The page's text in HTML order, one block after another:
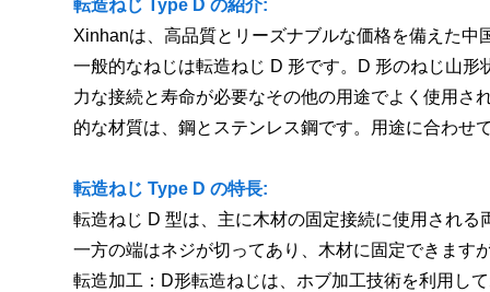
転造ねじ Type D の紹介:
Xinhanは、高品質とリーズナブルな価格を備えた
一般的なねじは転造ねじ D 形です。D 形のねじ山
力な接続と寿命が必要なその他の用途でよく使用さ
的な材質は、鋼とステンレス鋼です。用途に合わせ
転造ねじ Type D の特長:
転造ねじ D 型は、主に木材の固定接続に使用され
一方の端はネジが切ってあり、木材に固定できます
転造加工：D形転造ねじは、ホブ加工技術を利用し